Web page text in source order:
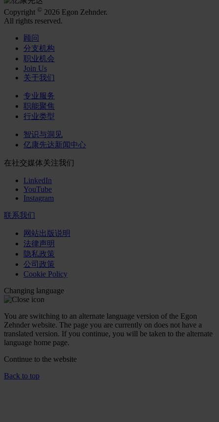
Copyright © 2026 Egon Zehnder.
All rights reserved.
顾问
分支机构
职业机会
Join Us
关于我们
专业服务
职能聚焦
行业类型
智识与洞见
亿康先达新闻中心
在社交媒体关注我们
LinkedIn
YouTube
Instagram
联系我们
网站出版说明
法律声明
隐私政策
公司政策
Cookie Policy
Changing language
You are switching to an alternate language version of the Egon
Zehnder website. The page you are currently on does not have a
translated version. If you continue, you will be taken to the alternate
language home page.
Continue to the website
Back to top